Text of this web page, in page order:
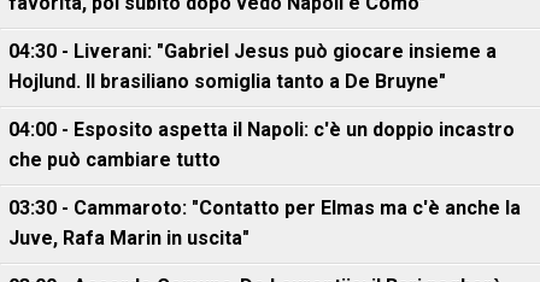
04:30 - Liverani: "Gabriel Jesus può giocare insieme a
Hojlund. Il brasiliano somiglia tanto a De Bruyne"
04:00 - Esposito aspetta il Napoli: c'è un doppio incastro
che può cambiare tutto
03:30 - Cammaroto: "Contatto per Elmas ma c'è anche la
Juve, Rafa Marin in uscita"